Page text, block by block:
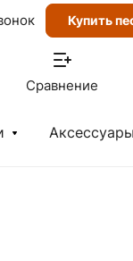
Купить
Сравнение
Аксессуары